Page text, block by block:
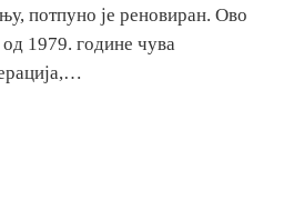
потпуно је реновиран. Ово
од 1979. године чува